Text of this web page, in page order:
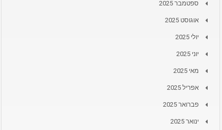
ספטמבר 2025
אוגוסט 2025
יולי 2025
יוני 2025
מאי 2025
אפריל 2025
פברואר 2025
ינואר 2025